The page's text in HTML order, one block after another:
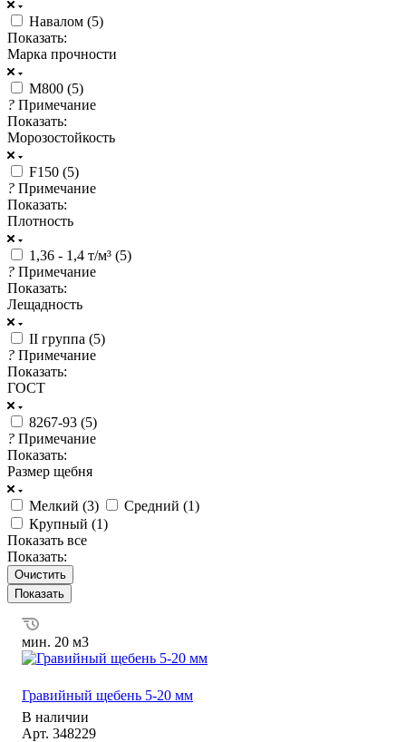
Навалом (5)
Показать:
Марка прочности
М800 (5)
? Примечание
Показать:
Морозостойкость
F150 (5)
? Примечание
Показать:
Плотность
1,36 - 1,4 т/м³ (5)
? Примечание
Показать:
Лещадность
II группа (5)
? Примечание
Показать:
ГОСТ
8267-93 (5)
? Примечание
Показать:
Размер щебня
Мелкий (3) Средний (1)
Крупный (1)
Показать все
Показать:
Очистить
мин. 20 м3
Гравийный щебень 5-20 мм
В наличии
Арт. 348229